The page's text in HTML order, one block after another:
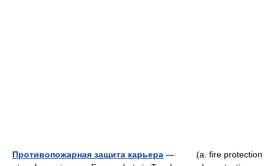
Противопожарная защита карьера — (a. fire protection